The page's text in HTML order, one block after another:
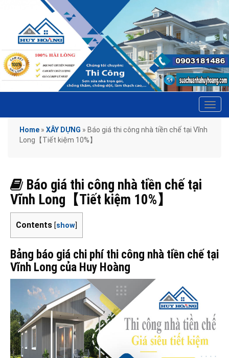
Home » XÂY DỰNG » Báo giá thi công nhà tiền chế tại Vĩnh
Long【Tiết kiệm 10%】
Báo giá thi công nhà tiền chế tại
Vĩnh Long【Tiết kiệm 10%】
Contents [show]
Bảng báo giá chi phí thi công nhà tiền chế tại
Vĩnh Long của Huy Hoàng